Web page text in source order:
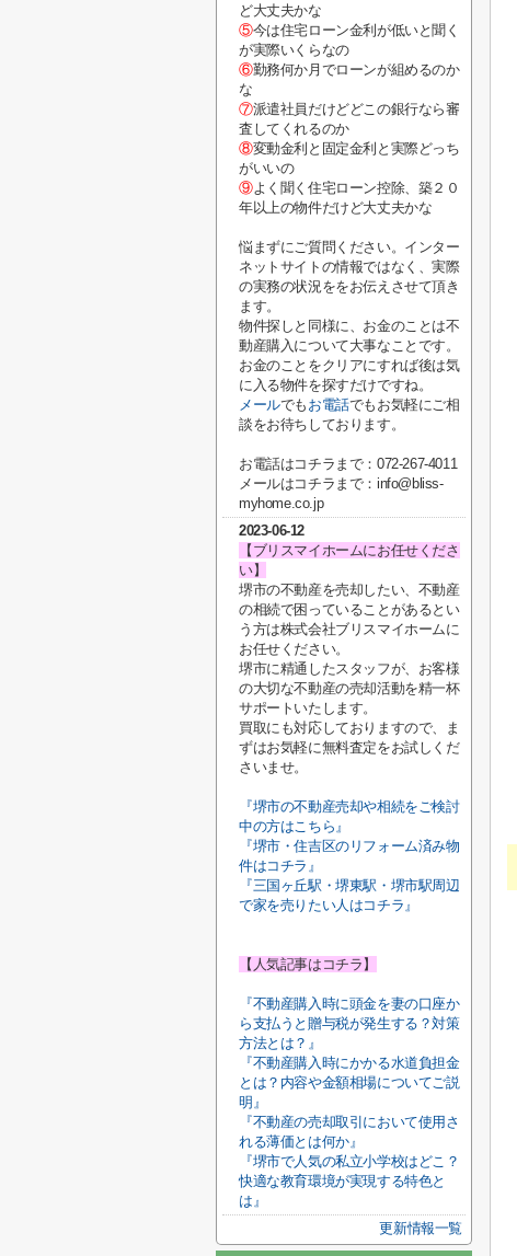
ど大丈夫かな
⑤今は住宅ローン金利が低いと聞く
が実際いくらなの
⑥勤務何か月でローンが組めるのか
な
⑦派遣社員だけどどこの銀行なら審
査してくれるのか
⑧変動金利と固定金利と実際どっち
がいいの
⑨よく聞く住宅ローン控除、築２０
年以上の物件だけど大丈夫かな
悩まずにご質問ください。インター
ネットサイトの情報ではなく、実際
の実務の状況ををお伝えさせて頂き
ます。
物件探しと同様に、お金のことは不
動産購入について大事なことです。
お金のことをクリアにすれば後は気
に入る物件を探すだけですね。
メールでも お電話でもお気軽にご相
談をお待ちしております。
お電話はコチラまで：072-267-4011
メールはコチラまで：info@bliss-
myhome.co.jp
2023-06-12
【ブリスマイホームにお任せくださ
い】
堺市の不動産を売却したい、不動産
の相続で困っていることがあるとい
う方は株式会社ブリスマイホームに
お任せください。
堺市に精通したスタッフが、お客様
の大切な不動産の売却活動を精一杯
サポートいたします。
買取にも対応しておりますので、ま
ずはお気軽に無料査定をお試しくだ
さいませ。
『堺市の不動産売却や相続をご検討
中の方はこちら』
『堺市・住吉区のリフォーム済み物
件はコチラ』
『三国ヶ丘駅・堺東駅・堺市駅周辺
で家を売りたい人はコチラ』
【人気記事はコチラ】
『不動産購入時に頭金を妻の口座か
ら支払うと贈与税が発生する？対策
方法とは？』
『不動産購入時にかかる水道負担金
とは？内容や金額相場についてご説
明』
『不動産の売却取引において使用さ
れる薄価とは何か』
『堺市で人気の私立小学校はどこ？
快適な教育環境が実現する特色と
は』
更新情報一覧